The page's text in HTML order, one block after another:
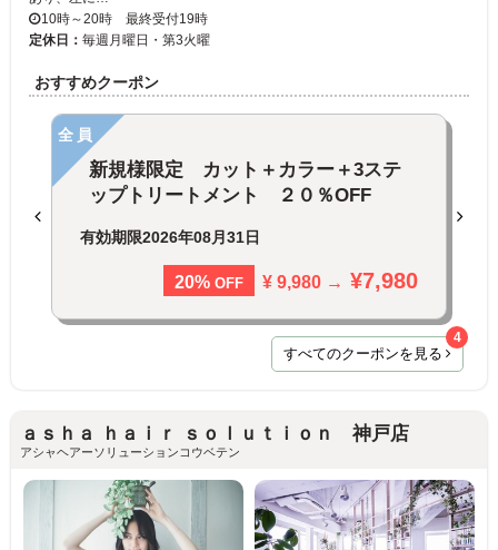
10時～20時 最終受付19時
定休日： 毎週月曜日・第3火曜
おすすめクーポン
全員
新規様限定 カット＋カラー＋3ステ
ップトリートメント ２０％OFF
有効期限2026年08月31日
20% OFF ¥ 9,980 → ¥7,980
すべてのクーポンを見る
4
ａｓｈａ ｈａｉｒ ｓｏｌｕｔｉｏｎ 神戸店
アシャヘアーソリューションコウベテン